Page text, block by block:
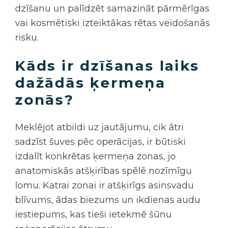
dzīšanu un palīdzēt samazināt pārmērīgas
vai kosmētiski izteiktākas rētas veidošanās
risku.
Kāds ir dzīšanas laiks
dažādās ķermeņa
zonās?
Meklējot atbildi uz jautājumu, cik ātri
sadzīst šuves pēc operācijas, ir būtiski
izdalīt konkrētas ķermeņa zonas, jo
anatomiskās atšķirības spēlē nozīmīgu
lomu. Katrai zonai ir atšķirīgs asinsvadu
blīvums, ādas biezums un ikdienas audu
iestiepums, kas tieši ietekmē šūnu